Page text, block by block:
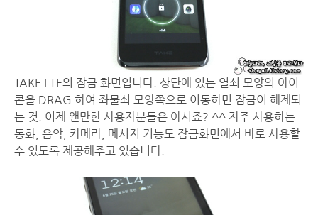
TAKE LTE의 잠금 화면입니다. 상단에 있는 열쇠 모양의 아이
콘을 DRAG 하여 좌물쇠 모양쪽으로 이동하면 잠금이 해제되
는 것. 이제 왠만한 사용자분들은 아시죠? ^^ 자주 사용하는
통화, 음악, 카메라, 메시지 기능도 잠금화면에서 바로 사용할
수 있도록 제공해주고 있습니다.